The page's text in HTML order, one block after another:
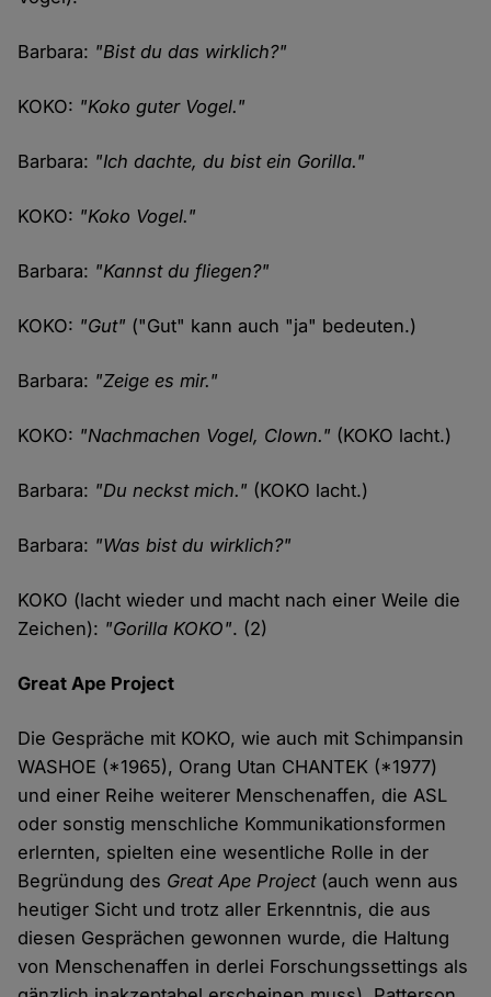
Barbara: "Bist du das wirklich?"
KOKO: "Koko guter Vogel."
Barbara: "Ich dachte, du bist ein Gorilla."
KOKO: "Koko Vogel."
Barbara: "Kannst du fliegen?"
KOKO: "Gut" ("Gut" kann auch "ja" bedeuten.)
Barbara: "Zeige es mir."
KOKO: "Nachmachen Vogel, Clown." (KOKO lacht.)
Barbara: "Du neckst mich." (KOKO lacht.)
Barbara: "Was bist du wirklich?"
KOKO (lacht wieder und macht nach einer Weile die
Zeichen): "Gorilla KOKO". (2)
Great Ape Project
Die Gespräche mit KOKO, wie auch mit Schimpansin
WASHOE (*1965), Orang Utan CHANTEK (*1977)
und einer Reihe weiterer Menschenaffen, die ASL
oder sonstig menschliche Kommunikationsformen
erlernten, spielten eine wesentliche Rolle in der
Begründung des Great Ape Project(auch wenn aus
heutiger Sicht und trotz aller Erkenntnis, die aus
diesen Gesprächen gewonnen wurde, die Haltung
von Menschenaffen in derlei Forschungssettings als